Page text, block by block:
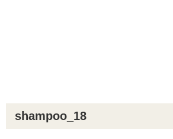
shampoo_18